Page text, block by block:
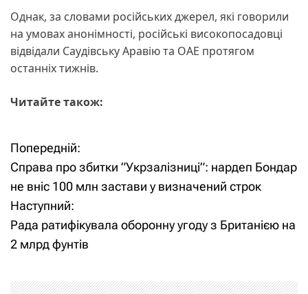
Однак, за словами російських джерел, які говорили
на умовах анонімності, російські високопосадовці
відвідали Саудівську Аравію та ОАЕ протягом
останніх тижнів.
Читайте також:
Н
а
в
і
Попередній:
Справа про збитки ”Укрзалізниці”: нардеп Бондар
не вніс 100 млн застави у визначений строк
Наступний:
Рада ратифікувала оборонну угоду з Британією на
2 млрд фунтів